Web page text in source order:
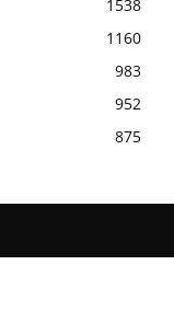
1538
1160
983
952
875